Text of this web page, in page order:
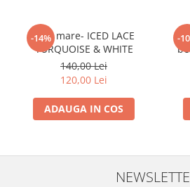
-14%
Pled mare- ICED LACE
TURQUOISE & WHITE
140,00 Lei
120,00 Lei
ADAUGA IN COS
-